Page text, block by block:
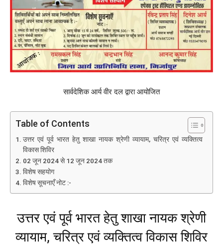
सार्वदेशिक आर्य वीर दल द्वारा आयोजित
Table of Contents
उत्तर एवं पूर्व भारत हेतु शाखा नायक श्रेणी व्यायाम, चरित्र एवं व्यक्तित्व
विकास शिविर
02 जून 2024 से 12 जून 2024 तक
विशेष सहयोग
विशेष सूचनाएँ नोट :-
उत्तर एवं पूर्व भारत हेतु शाखा नायक श्रेणी
व्यायाम, चरित्र एवं व्यक्तित्व विकास शिविर